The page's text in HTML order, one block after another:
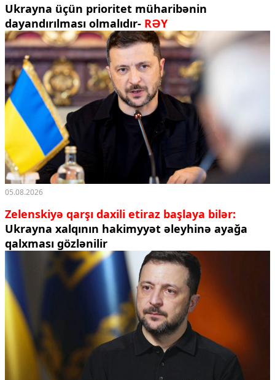
Ukrayna üçün prioritet müharibənin
dayandırılması olmalıdır- RƏY
05.08.2026
Zelenskiyə qarşı daxili etiraz başlaya bilər:
Ukrayna xalqının hakimyyət əleyhinə ayağa
qalxması gözlənilir